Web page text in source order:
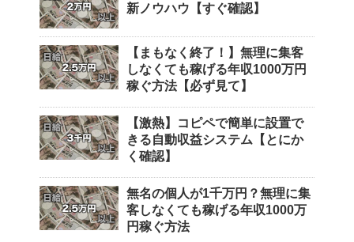
新ノウハウ【すぐ確認】
【まもなく終了！】無理に集客
しなくても稼げる年収1000万円
稼ぐ方法【必ず見て】
【激熱】コピペで簡単に設置で
きる自動収益システム【とにか
く確認】
無名の個人が1千万円？無理に集
客しなくても稼げる年収1000万
円稼ぐ方法